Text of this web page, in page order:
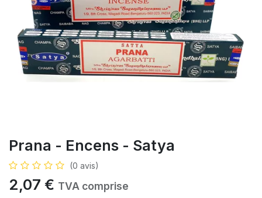
Prana - Encens - Satya
(0 avis)
2,07 € TVA comprise